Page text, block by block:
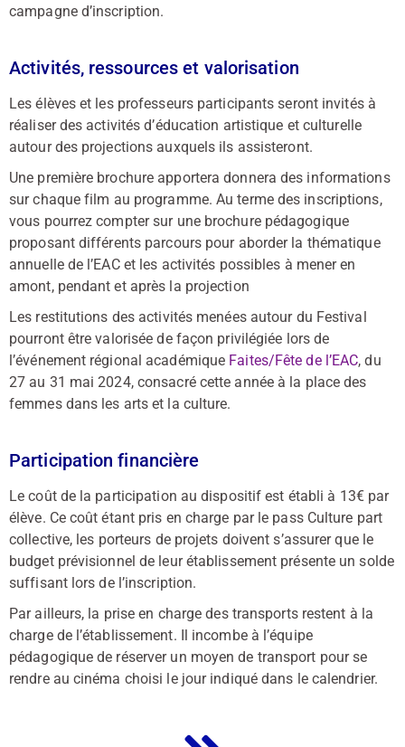
campagne d’inscription.
Activités, ressources et valorisation
Les élèves et les professeurs participants seront invités à
réaliser des activités d’éducation artistique et culturelle
autour des projections auxquels ils assisteront.
Une première brochure apportera donnera des informations
sur chaque film au programme. Au terme des inscriptions,
vous pourrez compter sur une brochure pédagogique
proposant différents parcours pour aborder la thématique
annuelle de l’EAC et les activités possibles à mener en
amont, pendant et après la projection
Les restitutions des activités menées autour du Festival
pourront être valorisée de façon privilégiée lors de
l’événement régional académique Faites/Fête de l’EAC, du
27 au 31 mai 2024, consacré cette année à la place des
femmes dans les arts et la culture.
Participation financière
Le coût de la participation au dispositif est établi à 13€ par
élève. Ce coût étant pris en charge par le pass Culture part
collective, les porteurs de projets doivent s’assurer que le
budget prévisionnel de leur établissement présente un solde
suffisant lors de l’inscription.
Par ailleurs, la prise en charge des transports restent à la
charge de l’établissement. Il incombe à l’équipe
pédagogique de réserver un moyen de transport pour se
rendre au cinéma choisi le jour indiqué dans le calendrier.